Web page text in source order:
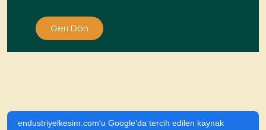
Geri Dön
endustriyelkesim.com'u Google'da tercih edilen kaynak